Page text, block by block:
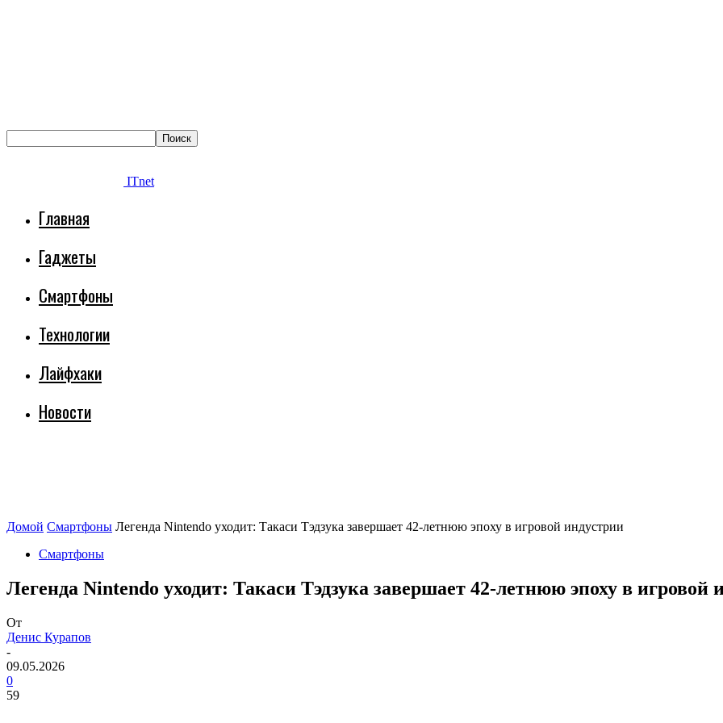
ITnet
Главная
Гаджеты
Смартфоны
Технологии
Лайфхаки
Новости
Домой Смартфоны Легенда Nintendo уходит: Такаси Тэдзука завершает 42-летнюю эпоху в игровой индустрии
Смартфоны
Легенда Nintendo уходит: Такаси Тэдзука завершает 42-летнюю эпоху в игровой
От
Денис Курапов
-
09.05.2026
0
59